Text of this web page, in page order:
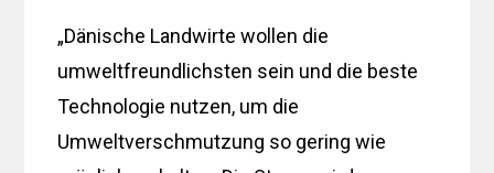
„Dänische Landwirte wollen die
umweltfreundlichsten sein und die beste
Technologie nutzen, um die
Umweltverschmutzung so gering wie